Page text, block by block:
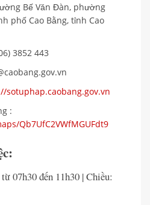
Bế Văn Đàn, phường
phố Cao Bằng, tỉnh Cao
3852 443
sotuphap.caobang.gov.vn
:
Qb7UfC2VWfMGUFdt9
07h30 đến 11h30 | Chiều: